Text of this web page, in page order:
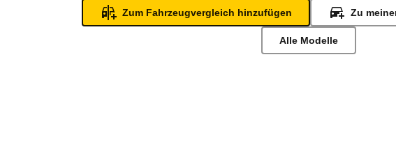
Zum Fahrzeugvergleich hinzufügen Zu
Alle Modelle